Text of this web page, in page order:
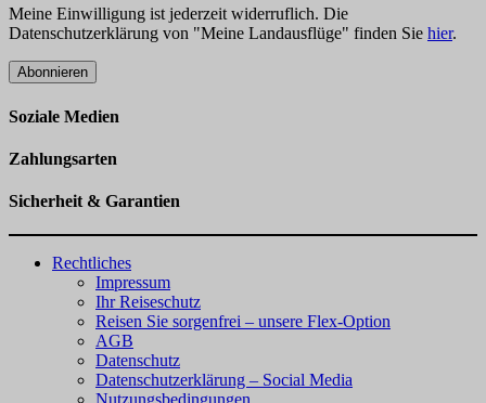
Meine Einwilligung ist jederzeit widerruflich. Die
Datenschutzerklärung von "Meine Landausflüge" finden Sie hier.
Abonnieren
Soziale Medien
Zahlungsarten
Sicherheit & Garantien
Rechtliches
Impressum
Ihr Reiseschutz
Reisen Sie sorgenfrei – unsere Flex-Option
AGB
Datenschutz
Datenschutzerklärung – Social Media